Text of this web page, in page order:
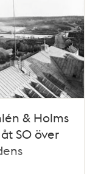
& Holms
SO över